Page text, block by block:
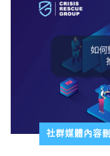
社群媒體內容